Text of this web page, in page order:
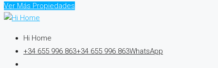
Ver Más Propiedades
Hi Home
+34 655 996 863+34 655 996 863WhatsApp